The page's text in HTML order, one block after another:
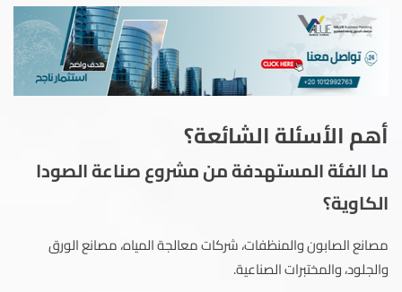
أهم الأسئلة الشائعة؟
ما الفئة المستهدفة من مشروع صناعة الصودا
الكاوية؟
مصانع الصابون والمنظفات، شركات معالجة المياه، مصانع الورق
والجلود، والمختبرات الصناعية.